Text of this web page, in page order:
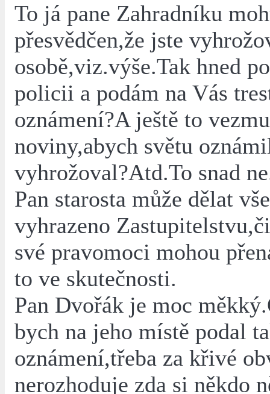
To já pane Zahradníku
přesvědčen,že jste
osobě,viz.výše.Tak hned
policii a podám na Vás
oznámení?A ještě to
noviny,abych světu
vyhrožoval?Atd.To snad
Pan starosta může dělat
vyhrazeno
své pravomoci mohou
to ve skutečnosti.
Pan Dvořák je moc
bych na jeho místě podal
oznámení,třeba za křivé
nerozhoduje zda si někdo